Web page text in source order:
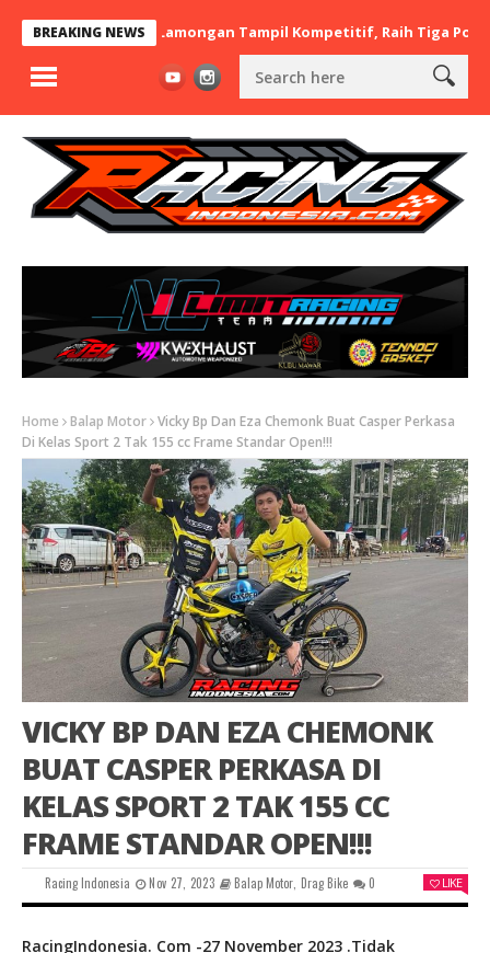
BREAKING NEWS
BaraBere Asal Lamongan Tampil Kompetitif, Raih Tiga Podium di
Home Balap Motor Vicky Bp Dan Eza Chemonk Buat Casper Perkasa
Di Kelas Sport 2 Tak 155 cc Frame Standar Open!!!
VICKY BP DAN EZA CHEMONK
BUAT CASPER PERKASA DI
KELAS SPORT 2 TAK 155 CC
FRAME STANDAR OPEN!!!
Racing Indonesia Nov 27, 2023 Balap Motor, Drag Bike 0 LIKE
RacingIndonesia. Com -27 November 2023 .Tidak